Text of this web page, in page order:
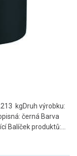
kgDruh výrobku:
černá Barva
Balíček produktů:...